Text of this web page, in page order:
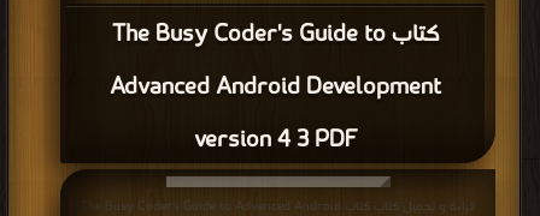
كتاب The Busy Coder's Guide to
Advanced Android Development
version 4 3 PDF
قراءة و تحميل كتاب كتاب The Busy Coder's Guide to Advanced Android